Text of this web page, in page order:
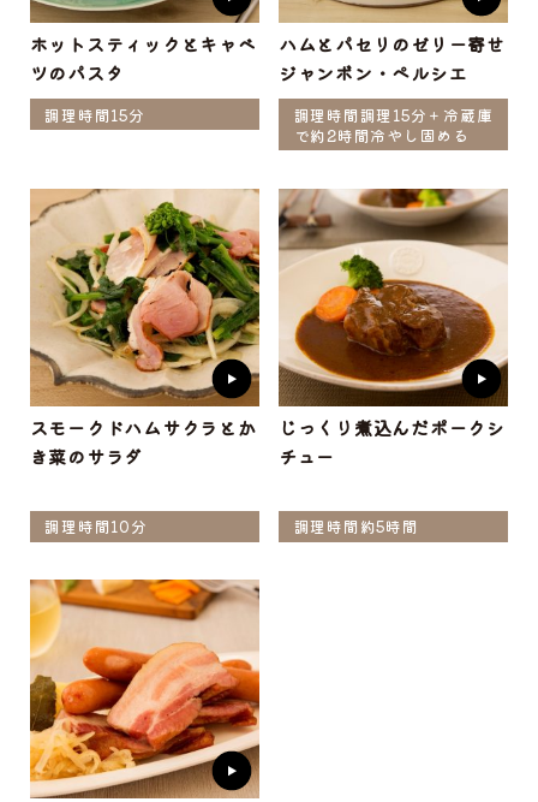
ホットスティックとキャベ
ツのパスタ
調理時間15分
ハムとパセリのゼリー寄せ
ジャンボン・ペルシエ
調理時間調理15分＋冷蔵庫
で約2時間冷やし固める
スモークドハムサクラとか
き菜のサラダ
調理時間10分
じっくり煮込んだポークシ
チュー
調理時間約5時間